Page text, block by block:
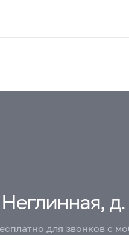
для звонков с